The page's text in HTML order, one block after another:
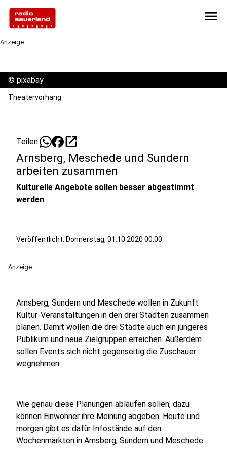
menu
Anzeige
© pixabay
Theatervorhang
Teilen: open_in_new
Arnsberg, Meschede und Sundern
arbeiten zusammen
Kulturelle Angebote sollen besser abgestimmt
werden
Veröffentlicht: Donnerstag, 01.10.2020 00:00
Anzeige
Arnsberg, Sundern und Meschede wollen in Zukunft
Kultur-Veranstaltungen in den drei Städten zusammen
planen. Damit wollen die drei Städte auch ein jüngeres
Publikum und neue Zielgruppen erreichen. Außerdem
sollen Events sich nicht gegenseitig die Zuschauer
wegnehmen.
Wie genau diese Planungen ablaufen sollen, dazu
können Einwohner ihre Meinung abgeben. Heute und
morgen gibt es dafür Infostände auf den
Wochenmärkten in Arnsberg, Sundern und Meschede.